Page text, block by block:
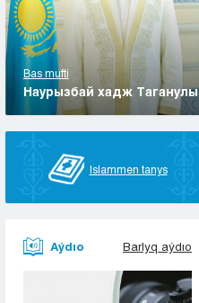
Bas mufti
Наурызбай хадж Таганулы
Islammen tanys
Aýdıo Barlyq aýdıo